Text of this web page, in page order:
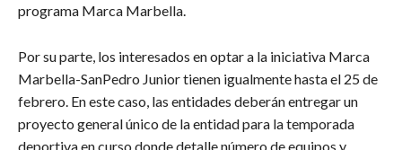
programa Marca Marbella.
Por su parte, los interesados en optar a la iniciativa Marca
Marbella-SanPedro Junior tienen igualmente hasta el 25 de
febrero. En este caso, las entidades deberán entregar un
proyecto general único de la entidad para la temporada
deportiva en curso donde detalle número de equipos y